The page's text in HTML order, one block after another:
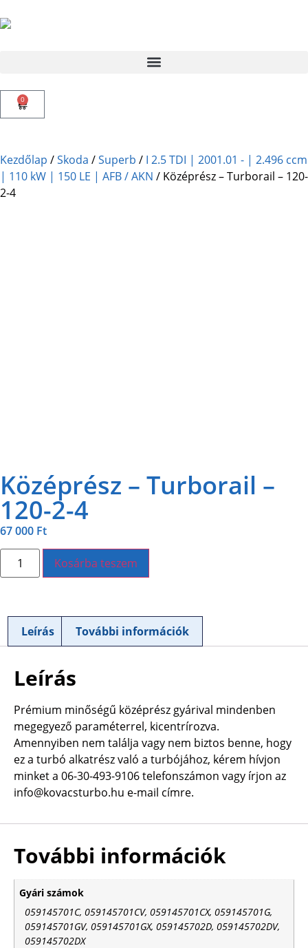
0
Kezdőlap /Skoda /Superb / I 2.5 TDI | 2001.01 - | 2.496 ccm
| 110 kW | 150 LE | AFB / AKN / Középrész – Turborail – 120-
2-4
Középrész – Turborail –
120-2-4
67 000 Ft
Kosárba teszem
Leírás További információk
Leírás
Prémium minőségű középrész gyárival mindenben
megegyező paraméterrel, kicentrírozva.
Amennyiben nem találja vagy nem biztos benne, hogy
ez a turbó alkatrész való a turbójához, kérem hívjon
minket a 06-30-493-9106 telefonszámon vagy írjon az
info@kovacsturbo.hu e-mail címre.
További információk
Gyári számok
059145701C, 059145701CV, 059145701CX, 059145701G,
059145701GV, 059145701GX, 059145702D, 059145702DV,
059145702DX